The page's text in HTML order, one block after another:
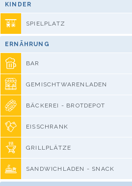
KINDER
SPIELPLATZ
ERNÄHRUNG
BAR
GEMISCHTWARENLADEN
BÄCKEREI - BROTDEPOT
EISSCHRANK
GRILLPLÄTZE
SANDWICHLADEN - SNACK